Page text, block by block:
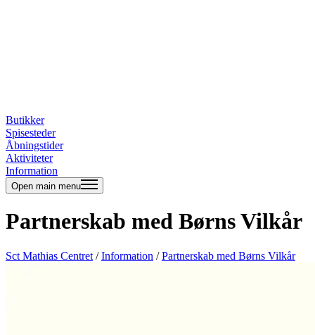
Butikker
Spisesteder
Åbningstider
Aktiviteter
Information
Open main menu
Partnerskab med Børns Vilkår
Sct Mathias Centret /Information /Partnerskab med Børns Vilkår